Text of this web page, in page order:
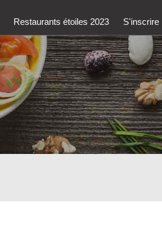
Restaurants étoiles 2023 S'inscrire